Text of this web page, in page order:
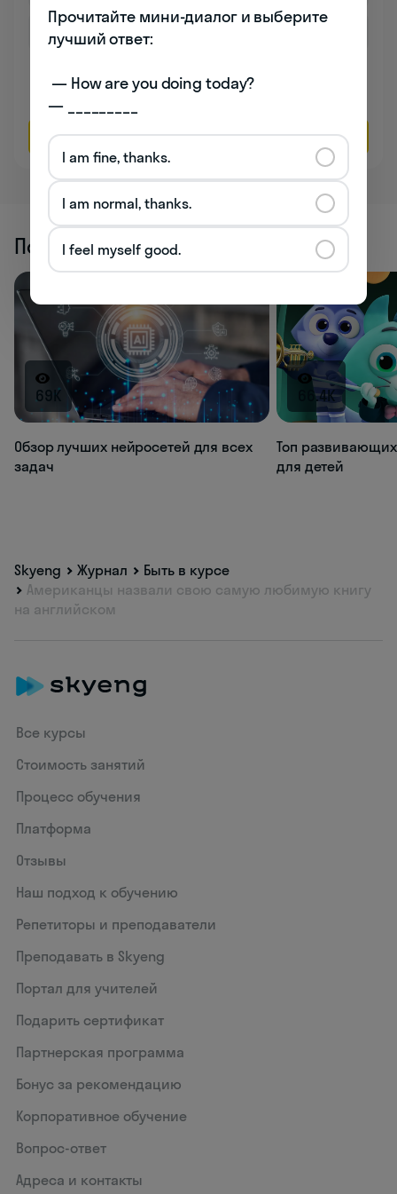
Оставить заявку
Похожие статьи
69K
Обзор лучших нейросетей для всех
задач
66.4K
Топ
для детей
Skyeng Журнал
Быть в курсе
Американцы назвали свою самую любимую книгу
на английском
Все курсы
Стоимость занятий
Процесс обучения
Платформа
Отзывы
Наш подход к обучению
Репетиторы и преподаватели
Преподавать в Skyeng
Портал для учителей
Подарить сертификат
Партнерская программа
Бонус за рекомендацию
Корпоративное обучение
Вопрос-ответ
Адреса и контакты
Прочитайте мини-диалог и выберите
лучший ответ:
— _________
I am fine, thanks.
I am normal, thanks.
I feel myself good.